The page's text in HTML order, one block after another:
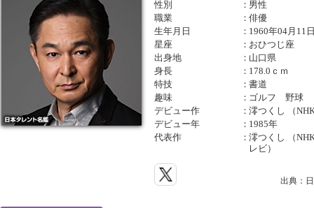
性別
： 男性
職業
：俳優
生年月日
： 1960年04月11
星座
： おひつじ座
出身地
： 山口県
身長
： 178.0ｃｍ
特技
：書道
趣味
： ゴルフ 野球
デビュー作
：澪つくし （
デビュー年
： 1985年
代表作
：澪つくし （
レビ）
出典：